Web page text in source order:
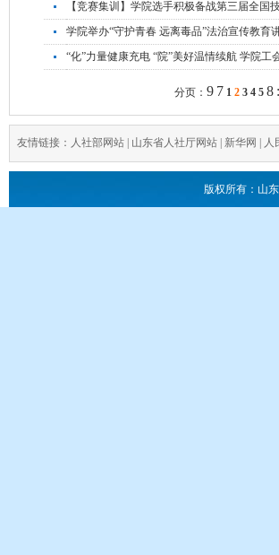
【竞赛集训】学院选手积极备战第三届全国
学院举办“守护青春 远离毒品”法治宣传教育
“化”力量健康充电 “院”美好温情续航 学院工
分页： 9 7 1 2 3 4 5 8 :
友情链接： 人社部网站 山东省人社厅网站 新华网 人
版权所有：山